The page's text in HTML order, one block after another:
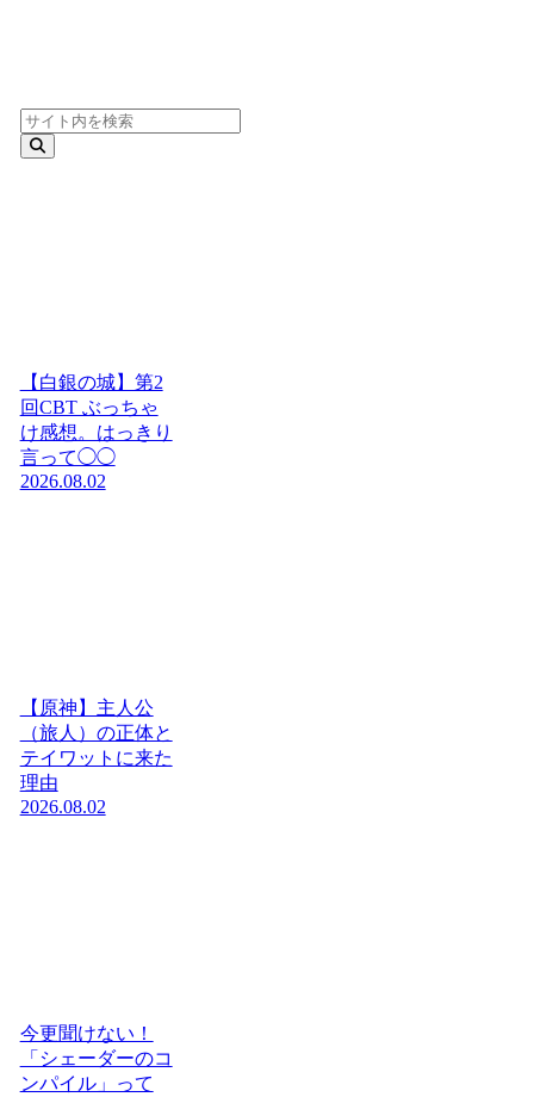
【白銀の城】第2
回CBT ぶっちゃ
け感想。はっきり
言って◯◯
2026.08.02
【原神】主人公
（旅人）の正体と
テイワットに来た
理由
2026.08.02
今更聞けない！
「シェーダーのコ
ンパイル」って